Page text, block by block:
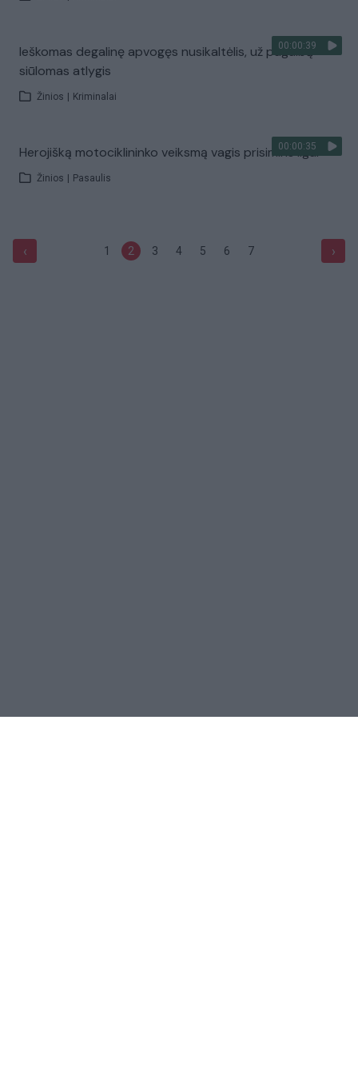
00:00:39
Ieškomas degalinę apvogęs nusikaltėlis, už pagalbą
siūlomas atlygis
Žinios Kriminalai
00:00:35
Herojišką motociklininko veiksmą vagis prisimins ilgai
Žinios Pasaulis
‹ 1 2 3 4 5 6 7 ›